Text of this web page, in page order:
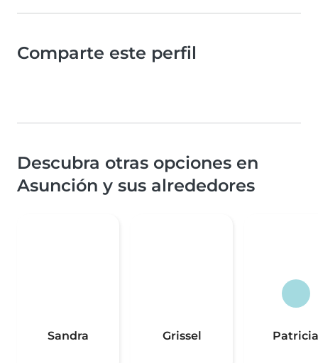
Comparte este perfil
Descubra otras opciones en
Asunción y sus alrededores
Sandra Grissel Patricia